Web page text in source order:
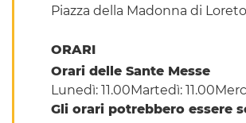
Piazza della Madonna di Loreto
ORARI
Orari delle Sante Messe
Lunedì: 11.00Martedì:
Gli orari potrebbero essere